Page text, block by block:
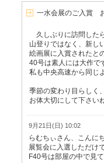
一水会展のご入賞
久しぶりに訪問した
山登りではなく、新し
絵画展に入賞されたと
40号は素人には大作で
私も中央高速から同じ
季節の変わり目らしく
お体大切にして下さいね
9月21日(日) 10:02
らむちぃさん、こんにち
展覧会に入選しただけ
F40号は部屋の中で見